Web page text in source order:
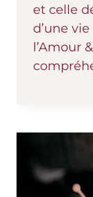
et celle
d’une
l’Amour